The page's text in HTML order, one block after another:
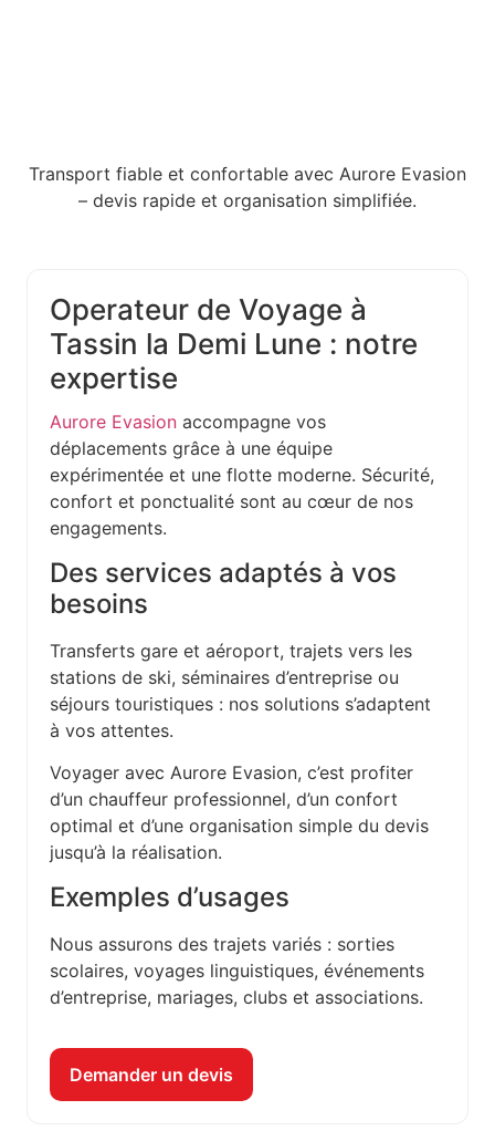
Transport fiable et confortable avec Aurore Evasion
– devis rapide et organisation simplifiée.
Operateur de Voyage à
Tassin la Demi Lune : notre
expertise
Aurore Evasion accompagne vos
déplacements grâce à une équipe
expérimentée et une flotte moderne. Sécurité,
confort et ponctualité sont au cœur de nos
engagements.
Des services adaptés à vos
besoins
Transferts gare et aéroport, trajets vers les
stations de ski, séminaires d’entreprise ou
séjours touristiques : nos solutions s’adaptent
à vos attentes.
Voyager avec Aurore Evasion, c’est profiter
d’un chauffeur professionnel, d’un confort
optimal et d’une organisation simple du devis
jusqu’à la réalisation.
Exemples d’usages
Nous assurons des trajets variés : sorties
scolaires, voyages linguistiques, événements
d’entreprise, mariages, clubs et associations.
Demander un devis